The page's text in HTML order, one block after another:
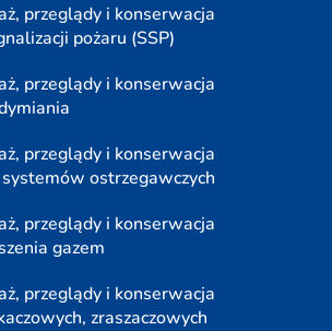
przeglądy i konserwacja
pożaru (SSP)
przeglądy i konserwacja
przeglądy i konserwacja
ostrzegawczych
przeglądy i konserwacja
gazem
przeglądy i konserwacja
zraszaczowych